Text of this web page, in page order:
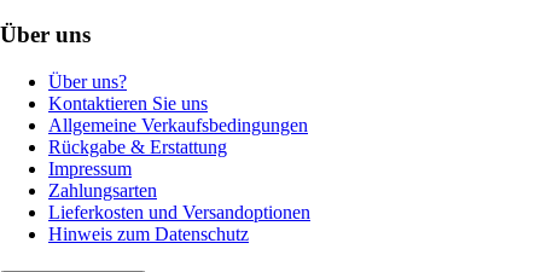
Über uns
Über uns?
Kontaktieren Sie uns
Allgemeine Verkaufsbedingungen
Rückgabe & Erstattung
Impressum
Zahlungsarten
Lieferkosten und Versandoptionen
Hinweis zum Datenschutz